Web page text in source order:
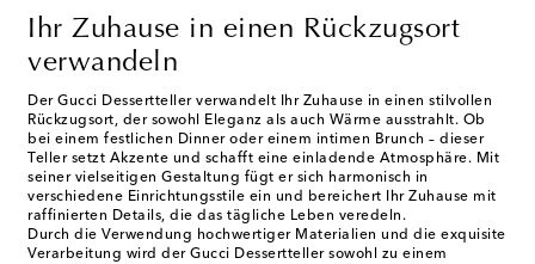
Ihr Zuhause in einen Rückzugsort
verwandeln
Der Gucci Dessertteller verwandelt Ihr Zuhause in einen stilvollen
Rückzugsort, der sowohl Eleganz als auch Wärme ausstrahlt. Ob
bei einem festlichen Dinner oder einem intimen Brunch – dieser
Teller setzt Akzente und schafft eine einladende Atmosphäre. Mit
seiner vielseitigen Gestaltung fügt er sich harmonisch in
verschiedene Einrichtungsstile ein und bereichert Ihr Zuhause mit
raffinierten Details, die das tägliche Leben veredeln.
Durch die Verwendung hochwertiger Materialien und die exquisite
Verarbeitung wird der Gucci Dessertteller sowohl zu einem